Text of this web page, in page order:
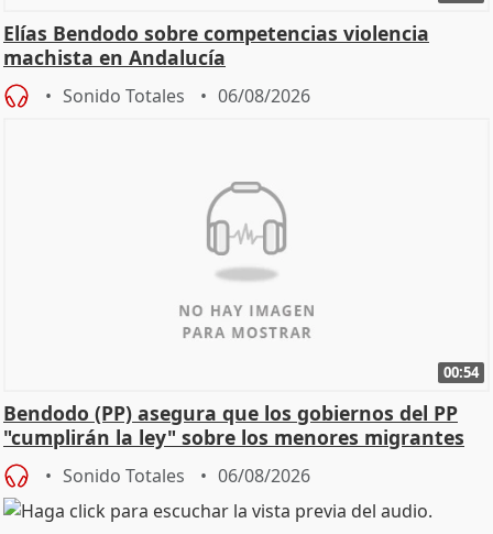
Elías Bendodo sobre competencias violencia
machista en Andalucía
Sonido Totales 06/08/2026
00:54
Bendodo (PP) asegura que los gobiernos del PP
"cumplirán la ley" sobre los menores migrantes
Sonido Totales 06/08/2026